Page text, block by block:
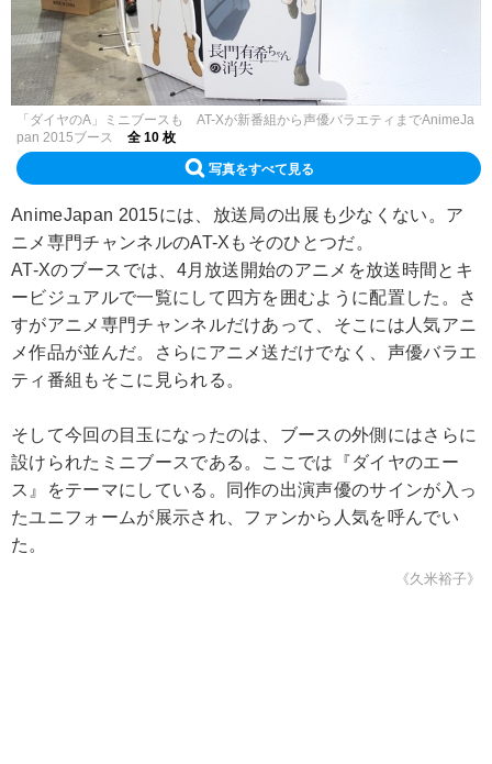
「ダイヤのA」ミニブースも AT-Xが新番組から声優バラエティまでAnimeJa
pan 2015ブース
全 10 枚
写真をすべて見る
AnimeJapan 2015には、放送局の出展も少なくない。ア
ニメ専門チャンネルのAT-Xもそのひとつだ。
AT-Xのブースでは、4月放送開始のアニメを放送時間とキ
ービジュアルで一覧にして四方を囲むように配置した。さ
すがアニメ専門チャンネルだけあって、そこには人気アニ
メ作品が並んだ。さらにアニメ送だけでなく、声優バラエ
ティ番組もそこに見られる。
そして今回の目玉になったのは、ブースの外側にはさらに
設けられたミニブースである。ここでは『ダイヤのエー
ス』をテーマにしている。同作の出演声優のサインが入っ
たユニフォームが展示され、ファンから人気を呼んでい
た。
《久米裕子》